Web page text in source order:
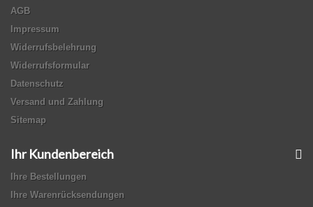
AGB
Impressum
Widerrufsbelehrung
Widerrufsformular
Datenschutz
Versand und Zahlung
Sitemap
Ihr Kundenbereich
Ihre Bestellungen
Ihre Warenrücksendungen